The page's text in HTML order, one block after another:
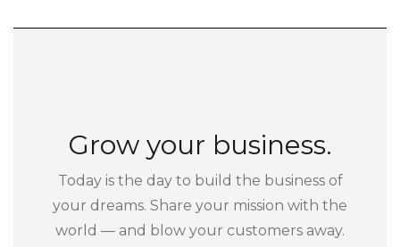
Grow your business.
Today is the day to build the business of
your dreams. Share your mission with the
world — and blow your customers away.